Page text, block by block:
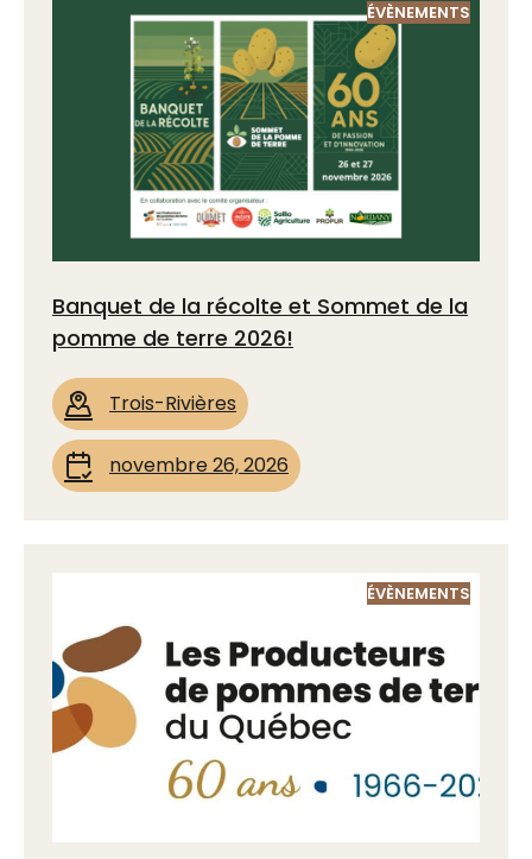
ACTUALITÉS
ÉVÈNEMENTS
Banquet de la récolte et Sommet de la
pomme de terre 2026!
Trois-Rivières
novembre 26, 2026
ACTUALITÉS
ÉVÈNEMENTS